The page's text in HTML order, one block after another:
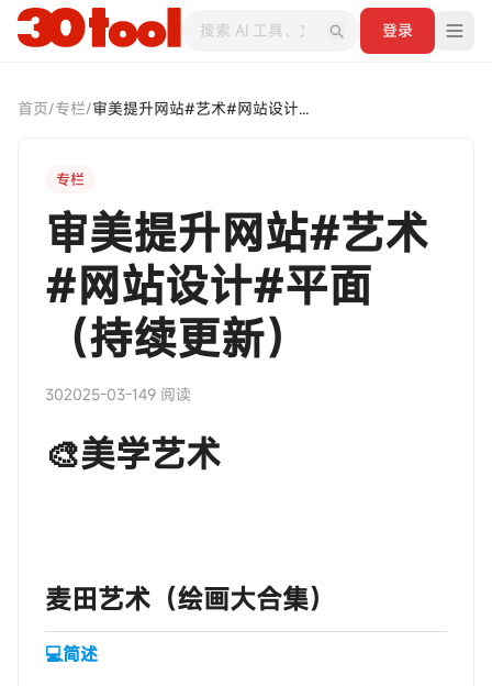
登录
首页/专栏/ 审美提升网站#艺术#网站设计#平面（持续更新）
专栏
审美提升网站#艺术
#网站设计#平面
（持续更新）
302025-03-149 阅读
🎨美学艺术
‎‎‎‎‎‎‎ㅤ麦田艺术（绘画大合集）
💻简述